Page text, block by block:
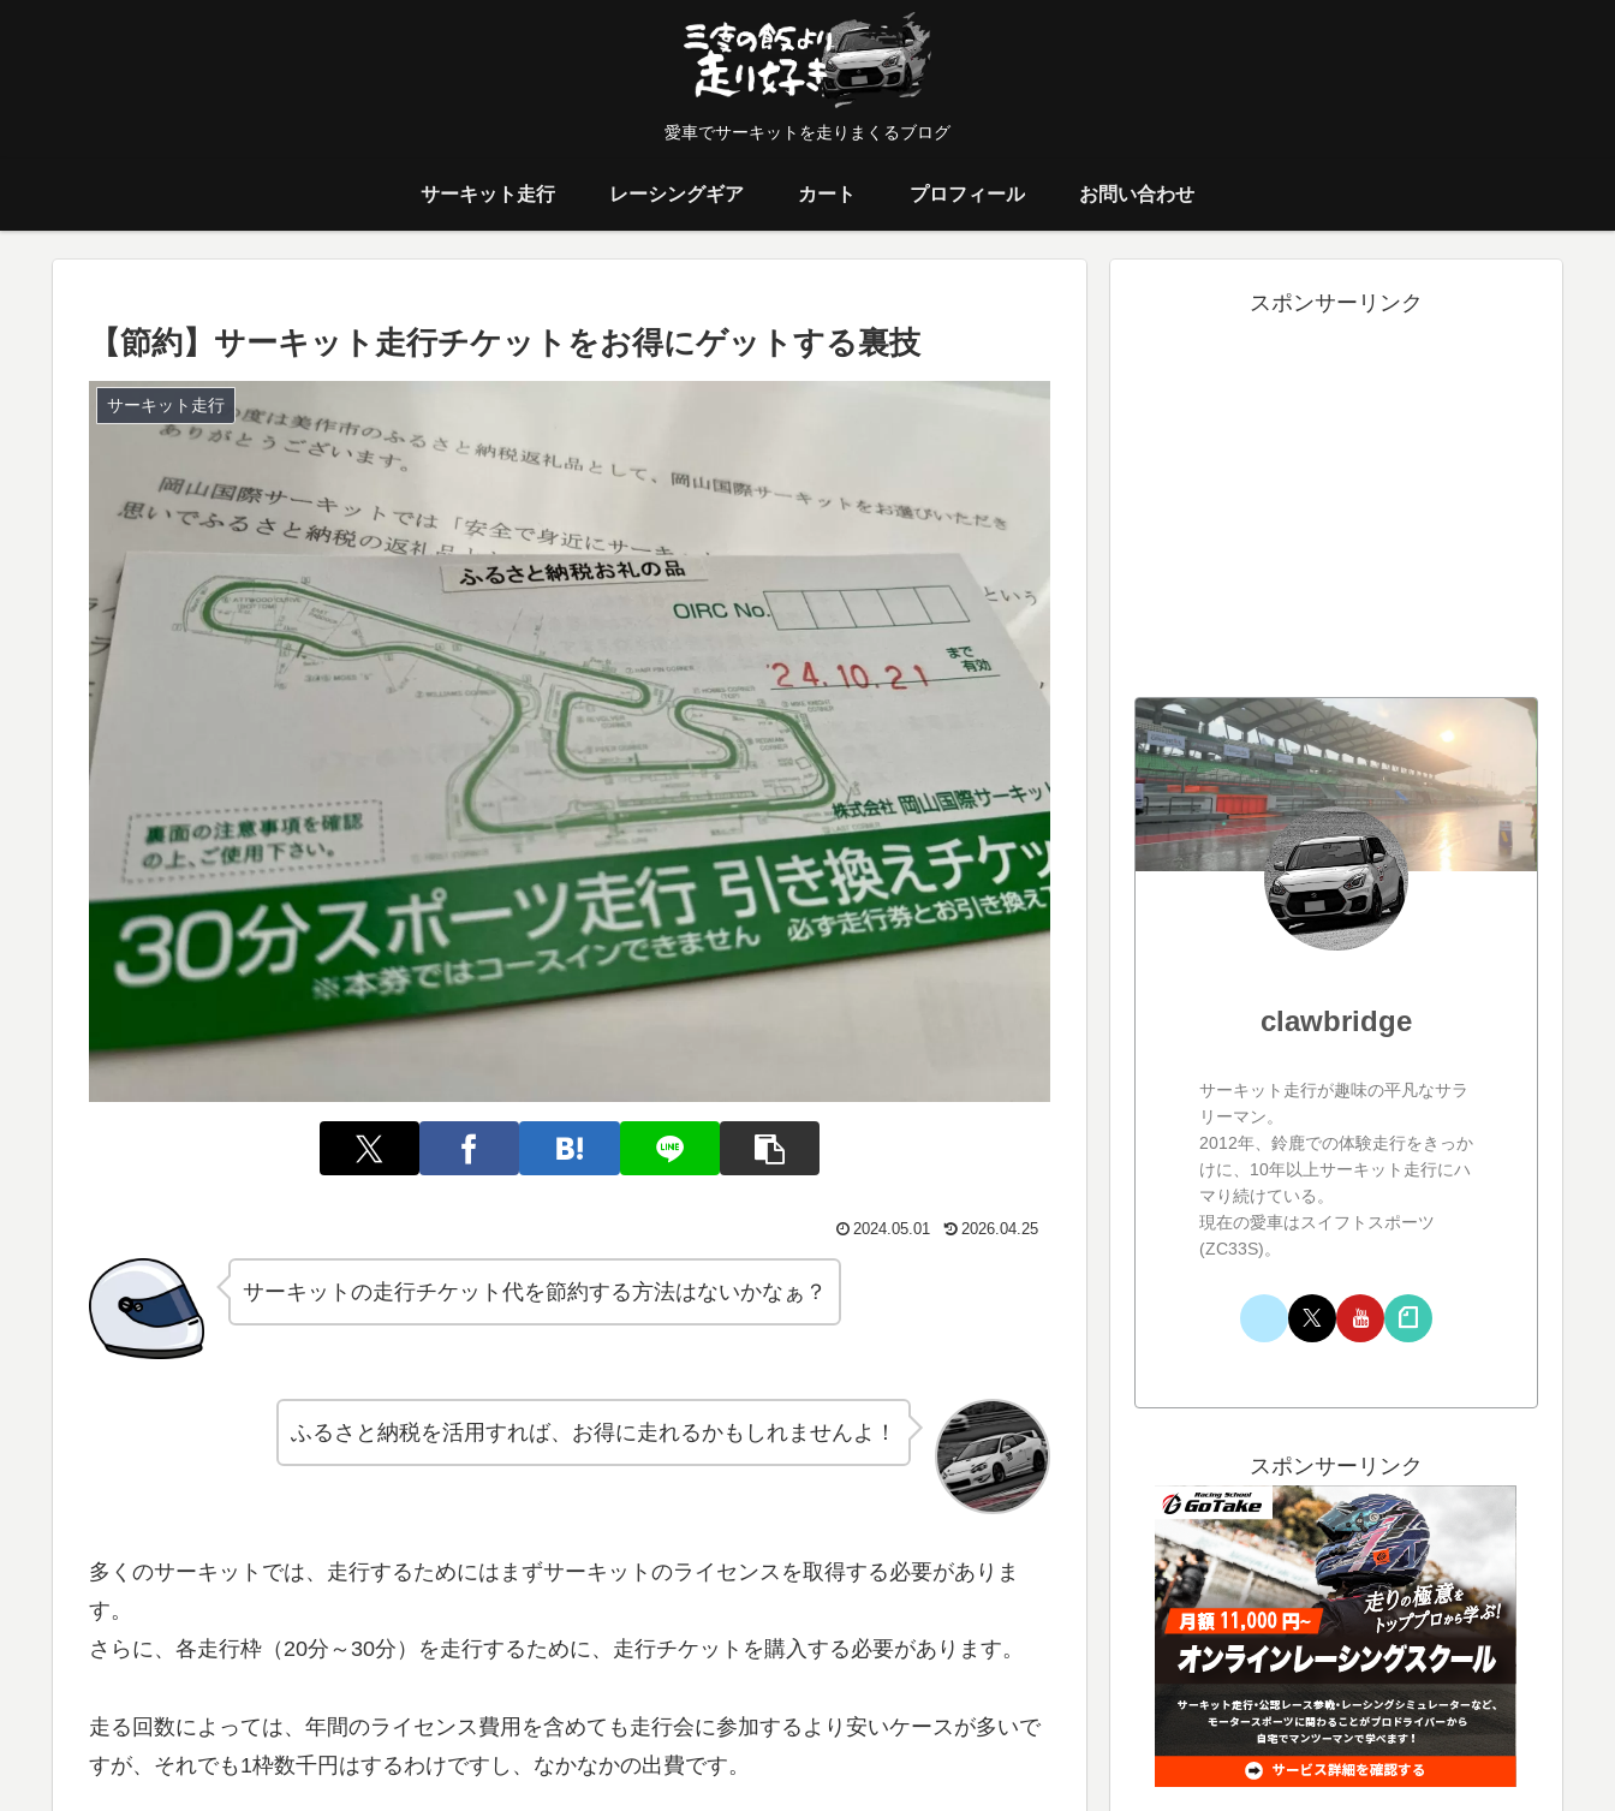
愛車でサーキットを走りまくるブログ
サーキット走行 レーシングギア カート プロフィール お問い合わせ
【節約】サーキット走行チケットをお得にゲットする裏技
サーキット走行
2024.05.01 2026.04.25
サーキットの走行チケット代を節約する方法はないかなぁ？
ふるさと納税を活用すれば、お得に走れるかもしれませんよ！
多くのサーキットでは、走行するためにはまずサーキットのライセンスを取得する必要がありま
す。
さらに、各走行枠（20分～30分）を走行するために、走行チケットを購入する必要があります。
走る回数によっては、年間のライセンス費用を含めても走行会に参加するより安いケースが多いで
すが、それでも1枠数千円はするわけですし、なかなかの出費です。
スポンサーリンク
clawbridge
サーキット走行が趣味の平凡なサラ
リーマン。
2012年、鈴鹿での体験走行をきっか
けに、10年以上サーキット走行にハ
マり続けている。
現在の愛車はスイフトスポーツ
(ZC33S)。
スポンサーリンク